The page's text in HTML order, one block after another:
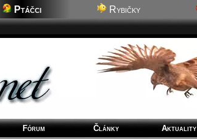
Ptáčci Rybičky
Fórum Články Aktuality